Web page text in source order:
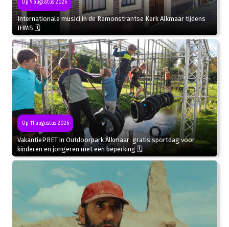
Op 9 augustus 2026
Internationale musici in de Remonstrantse Kerk Alkmaar tijdens
IHMS 🗓
Op 11 augustus 2026
VakantiePRET in Outdoorpark Alkmaar: gratis sportdag voor
kinderen en jongeren met een beperking 🗓